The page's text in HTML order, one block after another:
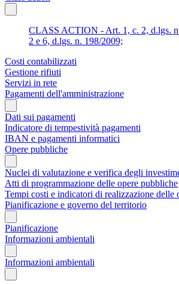
CLASS ACTION - Art. 1, c. 2, d.lgs.
2 e 6, d.lgs. n. 198/2009;
Costi contabilizzati
Gestione rifiuti
Servizi in rete
Pagamenti dell'amministrazione
Dati sui pagamenti
Indicatore di tempestività pagamenti
IBAN e pagamenti informatici
Opere pubbliche
Nuclei di valutazione e verifica degli
Atti di programmazione delle opere pubbliche
Tempi costi e indicatori di realizzazione delle
Pianificazione e governo del territorio
Pianificazione
Informazioni ambientali
Informazioni ambientali